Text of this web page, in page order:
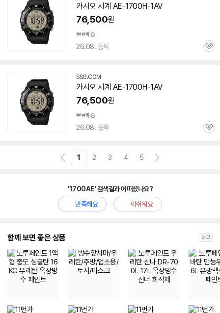
카시오 시계 AE-1700H-1AV
76,500원
무료배송
26.08. 등록
관
SSG.COM
카시오 시계 AE-1700H-1AV
76,500원
무료배송
26.08. 등록
관
1 2 3 4 5
'1700AE' 검색결과 어떠셨나요?
만족해요
아쉬워요
함께 보면 좋은 상품 광고